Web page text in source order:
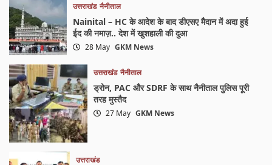
उत्तराखंड नैनीताल
Nainital – HC के आदेश के बाद डीएसए मैदान में अदा हुई
ईद की नमाज़.. देश में खुशहाली की दुआ
28 May GKM News
उत्तराखंड नैनीताल
ड्रोन, PAC और SDRF के साथ नैनीताल पुलिस पूरी
तरह मुस्तैद
27 May GKM News
उत्तराखंड